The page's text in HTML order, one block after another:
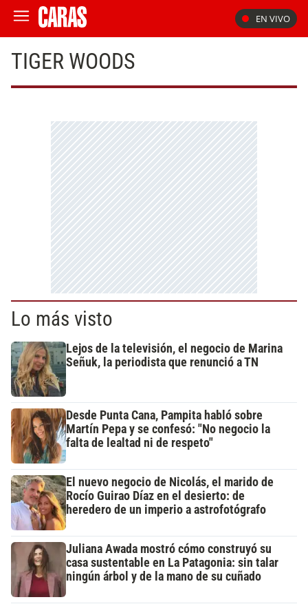
EN VIVO
TIGER WOODS
Lo más visto
Lejos de la televisión, el negocio de Marina
Señuk, la periodista que renunció a TN
Desde Punta Cana, Pampita habló sobre
Martín Pepa y se confesó: "No negocio la
falta de lealtad ni de respeto"
El nuevo negocio de Nicolás, el marido de
Rocío Guirao Díaz en el desierto: de
heredero de un imperio a astrofotógrafo
Juliana Awada mostró cómo construyó su
casa sustentable en La Patagonia: sin talar
ningún árbol y de la mano de su cuñado